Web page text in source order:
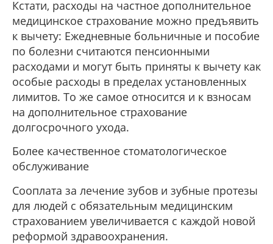
Кстати, расходы на частное дополнительное
медицинское страхование можно предъявить
к вычету: Ежедневные больничные и пособие
по болезни считаются пенсионными
расходами и могут быть приняты к вычету как
особые расходы в пределах установленных
лимитов. То же самое относится и к взносам
на дополнительное страхование
долгосрочного ухода.
Более качественное стоматологическое
обслуживание
Сооплата за лечение зубов и зубные протезы
для людей с обязательным медицинским
страхованием увеличивается с каждой новой
реформой здравоохранения.